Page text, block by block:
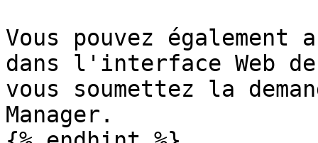
Vous pouvez
dans l'interface Web
vous soumettez la
Manager.